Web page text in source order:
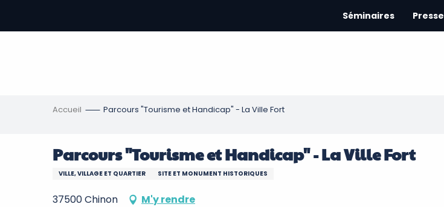
contenu
Séminaires Presse
Accueil Parcours "Tourisme et Handicap" - La Ville Fort
Parcours "Tourisme et Handicap" - La Ville Fort
VILLE, VILLAGE ET QUARTIER SITE ET MONUMENT HISTORIQUES
37500 Chinon M'y rendre